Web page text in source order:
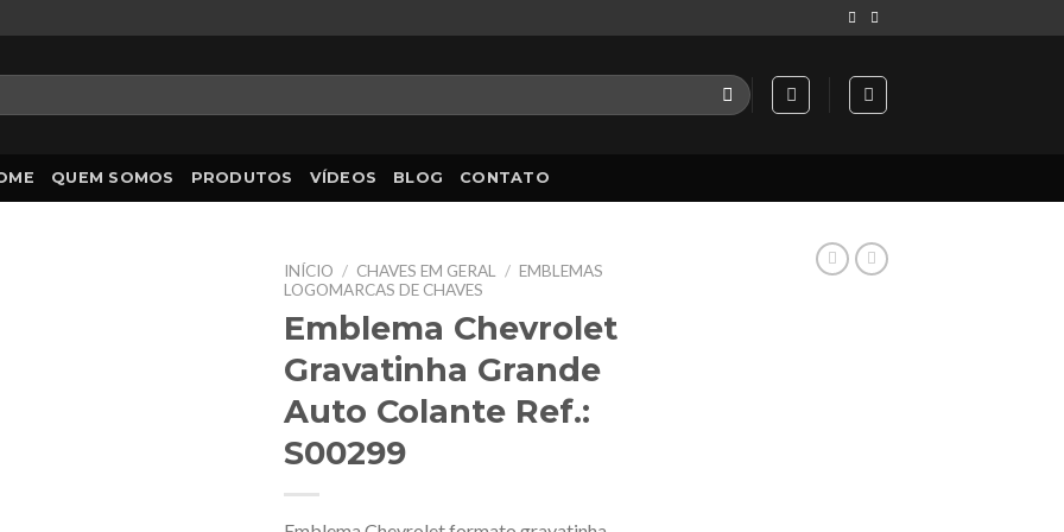
QUEM SOMOS PRODUTOS VÍDEOS BLOG CONTATO
INÍCIO / CHAVES EM GERAL / EMBLEMAS
LOGOMARCAS DE CHAVES
Emblema Chevrolet
Gravatinha Grande
Auto Colante Ref.:
S00299